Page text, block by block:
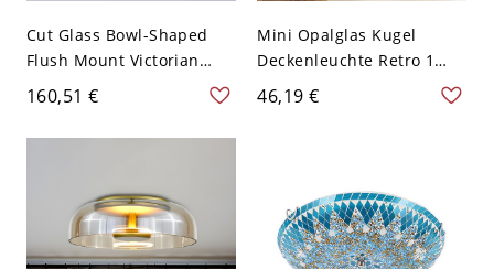
Cut Glass Bowl-Shaped
Flush Mount Victorian
2/3/4 Lights Blue/Blue and
Brown Ceiling Lighting
with Petal Pattern,
160,51 €
Mini Opalglas Kugel
Deckenleuchte Retro 1
Birne Korridor
Deckenmontage Lampe
46,19 €